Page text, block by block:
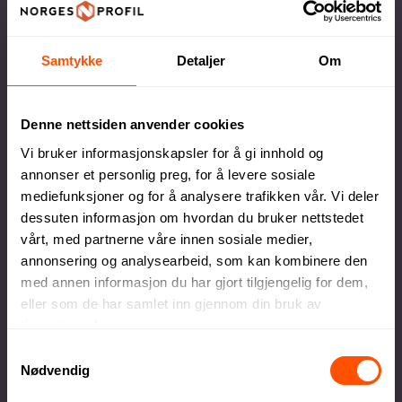
Samtykke Detaljer Om
Denne nettsiden anvender cookies
Vi bruker informasjonskapsler for å gi innhold og
annonser et personlig preg, for å levere sosiale
mediefunksjoner og for å analysere trafikken vår. Vi deler
dessuten informasjon om hvordan du bruker nettstedet
vårt, med partnerne våre innen sosiale medier,
annonsering og analysearbeid, som kan kombinere den
med annen informasjon du har gjort tilgjengelig for dem,
eller som de har samlet inn gjennom din bruk av
Nødvendig
det med en velment gave, om ingen faktisk tar den i
til
En bandana som firmagave er en effektiv strategi for
merkevarebygging, da den kombinerer funksjonalitet
med høy synlighet. Det at plagget kan brukes på
forskjellige måter, som en multilue, halsvarmer eller
pannebånd gjør den til en populær og nyttig gave for
mottakerne. Ved å tilpasse buffen med bedriftens
logo eller farger, sikrer man kontinuerlig eksponering
bedriftens image som en gjennomtenkt og innovativ